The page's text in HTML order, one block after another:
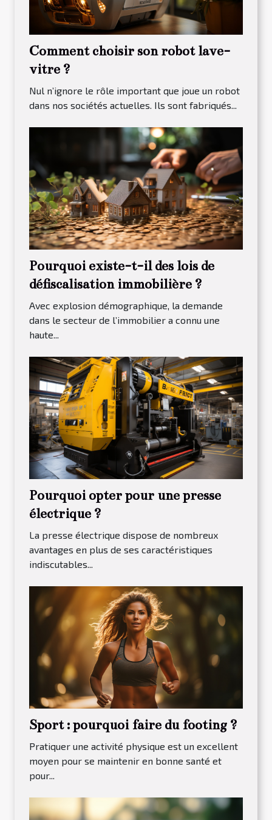
Comment choisir son robot lave-
vitre ?
Nul n’ignore le rôle important que joue un robot
dans nos sociétés actuelles. Ils sont fabriqués...
Pourquoi existe-t-il des lois de
défiscalisation immobilière ?
Avec explosion démographique, la demande
dans le secteur de l’immobilier a connu une
haute...
Pourquoi opter pour une presse
électrique ?
La presse électrique dispose de nombreux
avantages en plus de ses caractéristiques
indiscutables...
Sport : pourquoi faire du footing ?
Pratiquer une activité physique est un excellent
moyen pour se maintenir en bonne santé et
pour...